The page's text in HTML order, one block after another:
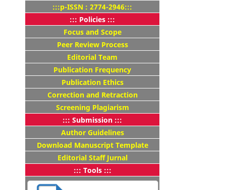
:::p-ISSN : 2774-2946:::
::: Policies :::
Focus and Scope
Peer Review Process
Editorial Team
Publication Frequency
Publication Ethics
Correction and Retraction
Screening Plagiarism
::: Submission :::
Author Guidelines
Download Manuscript Template
Editorial Staff Jurnal
::: Tools :::